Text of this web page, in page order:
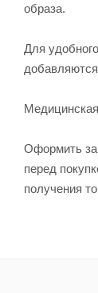
образа.
Для
Оформить
перед
получения